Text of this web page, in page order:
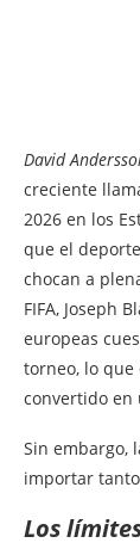
David
creciente
2026 en los
que el
chocan a
FIFA, Joseph
europeas
torneo, lo que
convertido en
Sin embargo,
importar
Los